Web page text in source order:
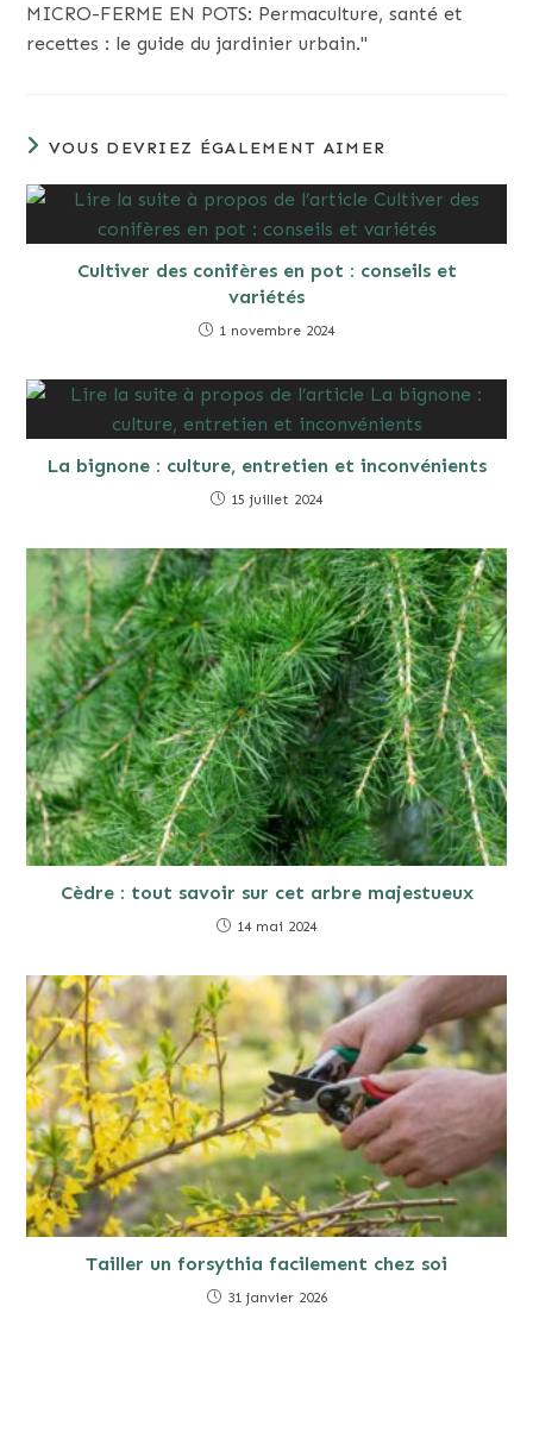
MICRO-FERME EN POTS: Permaculture, santé et
recettes : le guide du jardinier urbain."
VOUS DEVRIEZ ÉGALEMENT AIMER
Cultiver des conifères en pot : conseils et
variétés
1 novembre 2024
La bignone : culture, entretien et inconvénients
15 juillet 2024
Cèdre : tout savoir sur cet arbre majestueux
14 mai 2024
Tailler un forsythia facilement chez soi
31 janvier 2026